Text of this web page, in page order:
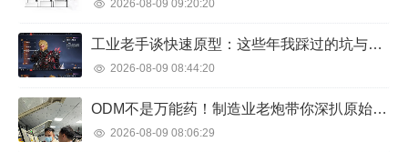
2026-08-09 09:20:20
工业老手谈快速原型：这些年我踩过的坑与捡到的宝
2026-08-09 08:44:20
ODM不是万能药！制造业老炮带你深扒原始设计制造商的那些坑与机遇
2026-08-09 08:06:29